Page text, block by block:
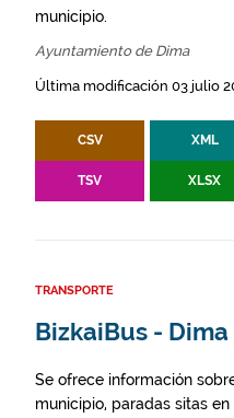
municipio.
Ayuntamiento de Dima
Última modificación 03 julio
CSV XML
TSV XLSX
TRANSPORTE
BizkaiBus - Dima
Se ofrece información
municipio, paradas sitas